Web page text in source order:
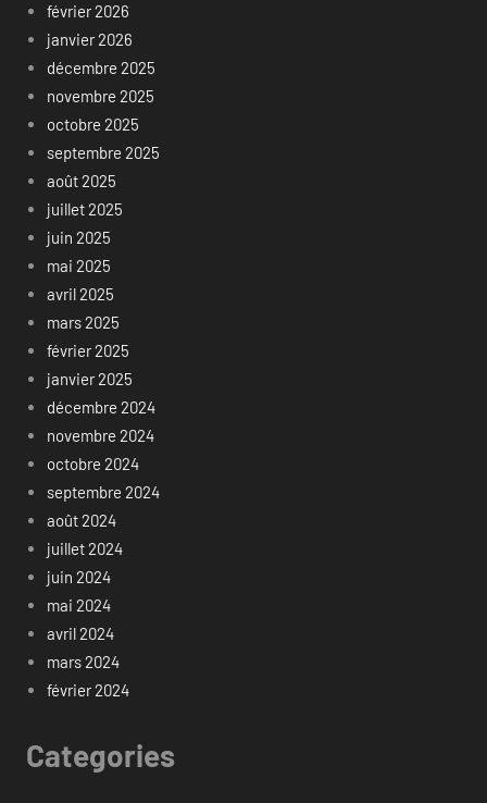
février 2026
janvier 2026
décembre 2025
novembre 2025
octobre 2025
septembre 2025
août 2025
juillet 2025
juin 2025
mai 2025
avril 2025
mars 2025
février 2025
janvier 2025
décembre 2024
novembre 2024
octobre 2024
septembre 2024
août 2024
juillet 2024
juin 2024
mai 2024
avril 2024
mars 2024
février 2024
Categories